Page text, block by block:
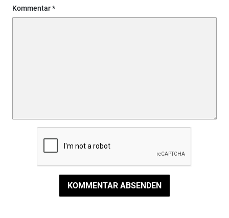
Kommentar
KOMMENTAR ABSENDEN